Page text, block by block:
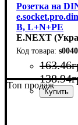
Розетка на
В, L+N+PE
E.NEXT
163.46
138.94
Топ продаж